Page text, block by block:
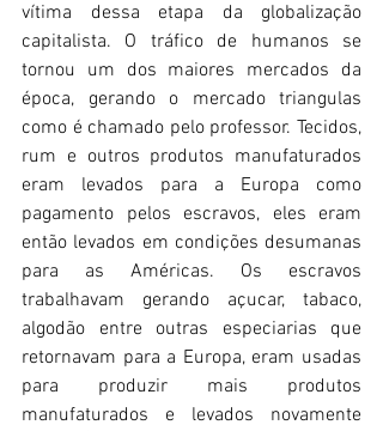
vítima dessa etapa da globalização
capitalista. O tráfico de humanos se
tornou um dos maiores mercados da
época, gerando o mercado triangulas
como é chamado pelo professor. Tecidos,
rum e outros produtos manufaturados
eram levados para a Europa como
pagamento pelos escravos, eles eram
então levados em condições desumanas
para as Américas. Os escravos
trabalhavam gerando açucar, tabaco,
algodão entre outras especiarias que
retornavam para a Europa, eram usadas
para produzir mais produtos
manufaturados e levados novamente